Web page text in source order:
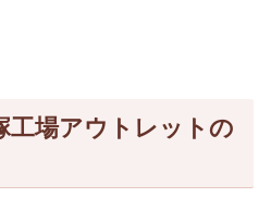
工場アウトレットの